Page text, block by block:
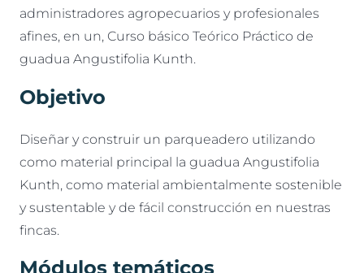
administradores agropecuarios y profesionales
afines, en un, Curso básico Teórico Práctico de
guadua Angustifolia Kunth.
Objetivo
Diseñar y construir un parqueadero utilizando
como material principal la guadua Angustifolia
Kunth, como material ambientalmente sostenible
y sustentable y de fácil construcción en nuestras
fincas.
Módulos temáticos